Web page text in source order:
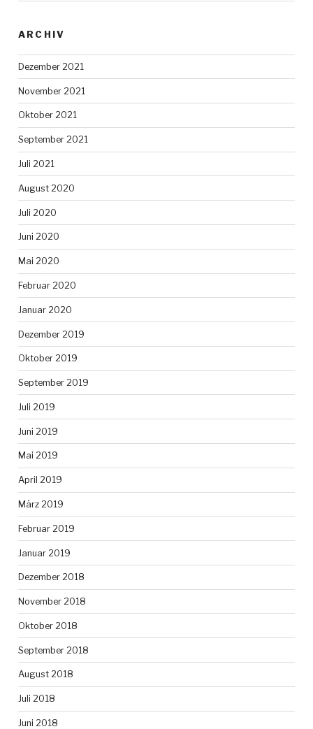
ARCHIV
Dezember 2021
November 2021
Oktober 2021
September 2021
Juli 2021
August 2020
Juli 2020
Juni 2020
Mai 2020
Februar 2020
Januar 2020
Dezember 2019
Oktober 2019
September 2019
Juli 2019
Juni 2019
Mai 2019
April 2019
März 2019
Februar 2019
Januar 2019
Dezember 2018
November 2018
Oktober 2018
September 2018
August 2018
Juli 2018
Juni 2018